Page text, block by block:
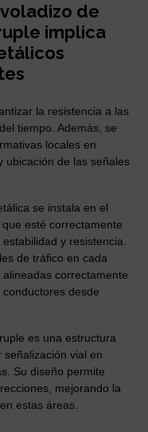
de
implica
la resistencia a las
tiempo. Además, se
locales en
ubicación de las señales
se instala en el
esté correctamente
y resistencia.
de tráfico en cada
correctamente
desde
es una estructura
vial en
Su diseño permite
mejorando la
estas áreas.